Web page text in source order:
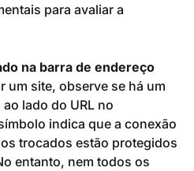
para avaliar a
na barra de endereço
um site, observe se há um
lado do URL no
indica que a conexão
trocados estão protegidos
entanto, nem todos os